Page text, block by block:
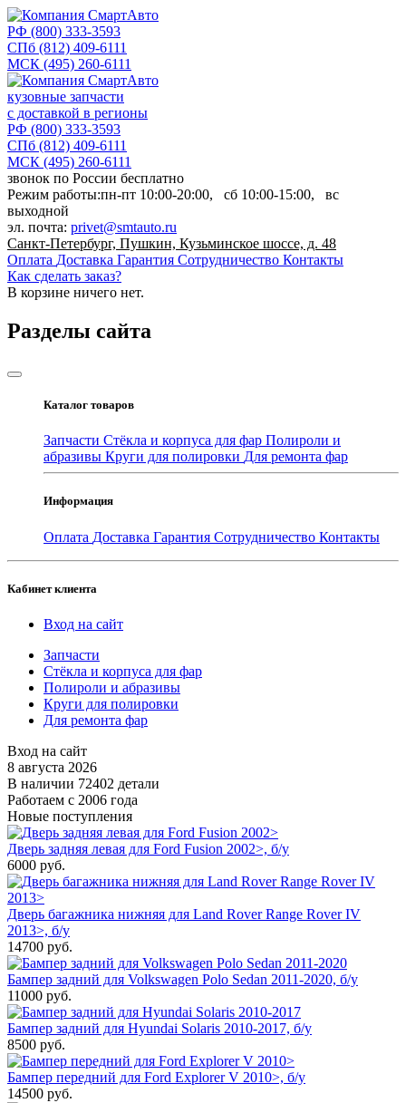
РФ (800) 333-3593
СПб (812) 409-6111
МСК (495) 260-6111
кузовные запчасти
с доставкой в регионы
РФ (800) 333-3593
СПб (812) 409-6111
МСК (495) 260-6111
звонок по России бесплатно
Режим работы:пн-пт 10:00-20:00, сб 10:00-15:00, вс
выходной
эл. почта: privet@smtauto.ru
Санкт-Петербург, Пушкин, Кузьминское шоссе, д. 48
Оплата Доставка Гарантия Сотрудничество Контакты
Как сделать заказ?
В корзине ничего нет.
Разделы сайта
Каталог товаров
Запчасти Стёкла и корпуса для фар Полироли и
абразивы Круги для полировки Для ремонта фар
Информация
Оплата Доставка Гарантия Сотрудничество Контакты
Кабинет клиента
Вход на сайт
Запчасти
Стёкла и корпуса для фар
Полироли и абразивы
Круги для полировки
Для ремонта фар
Вход на сайт
8 августа 2026
В наличии 72402 детали
Работаем с 2006 года
Новые поступления
Дверь задняя левая для Ford Fusion 2002>, б/у
6000 руб.
Дверь багажника нижняя для Land Rover Range Rover IV
2013>, б/у
14700 руб.
Бампер задний для Volkswagen Polo Sedan 2011-2020, б/у
11000 руб.
Бампер задний для Hyundai Solaris 2010-2017, б/у
8500 руб.
Бампер передний для Ford Explorer V 2010>, б/у
14500 руб.